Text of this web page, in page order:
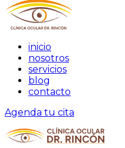
inicio
nosotros
servicios
blog
contacto
Agenda tu cita